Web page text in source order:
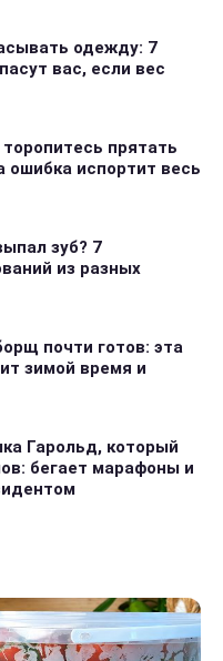
одежду: 7
вас, если вес
прятать
ошибка испортит весь
зуб? 7
из разных
почти готов: эта
зимой время и
Гарольд, который
бегает марафоны и